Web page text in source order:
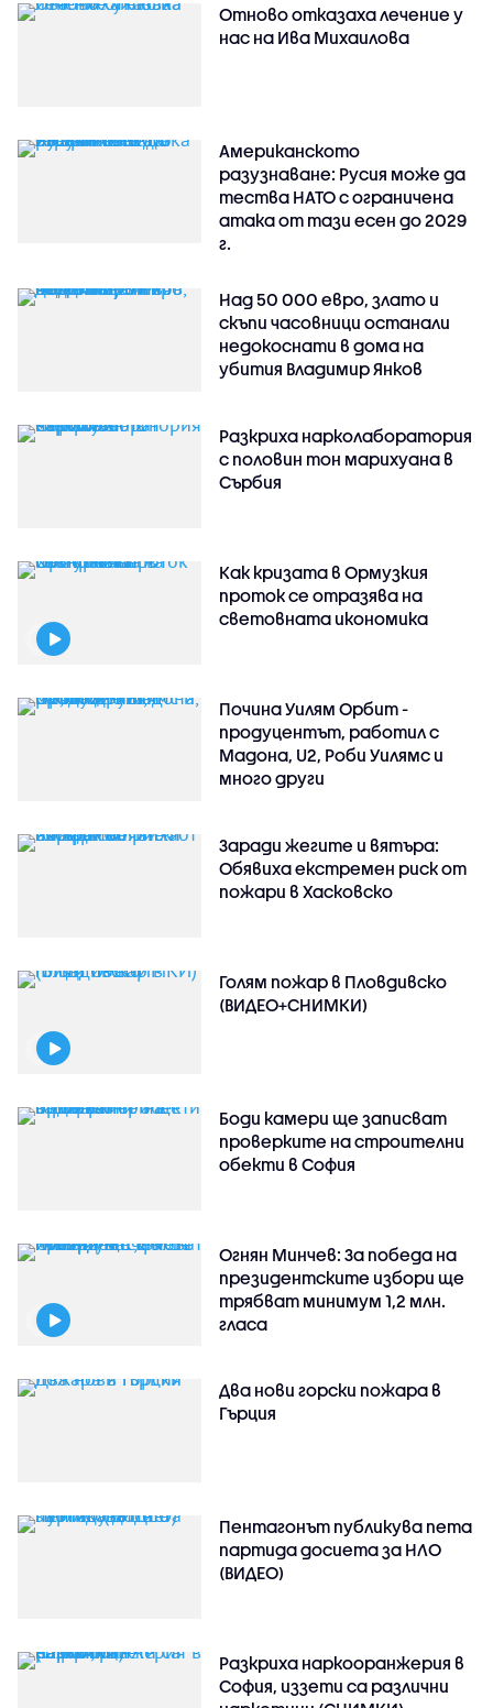
Отново отказаха лечение у
нас на Ива Михаилова
Американското
разузнаване: Русия може да
тества НАТО с ограничена
атака от тази есен до 2029
г.
Над 50 000 евро, злато и
скъпи часовници останали
недокоснати в дома на
убития Владимир Янков
Разкриха нарколаборатория
с половин тон марихуана в
Сърбия
Как кризата в Ормузкия
проток се отразява на
световната икономика
Почина Уилям Орбит -
продуцентът, работил с
Мадона, U2, Роби Уилямс и
много други
Заради жегите и вятъра:
Обявиха екстремен риск от
пожари в Хасковско
Голям пожар в Пловдивско
(ВИДЕО+СНИМКИ)
Боди камери ще записват
проверките на строителни
обекти в София
Огнян Минчев: За победа на
президентските избори ще
трябват минимум 1,2 млн.
гласа
Два нови горски пожара в
Гърция
Пентагонът публикува пета
партида досиета за НЛО
(ВИДЕО)
Разкриха наркооранжерия в
София, иззети са различни